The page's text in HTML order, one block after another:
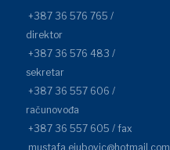
+387 36 576 765 /
direktor
+387 36 576 483 /
sekretar
+387 36 557 606 /
računovođa
+387 36 557 605 / fax
mustafa.ejubovic@hotmail.com